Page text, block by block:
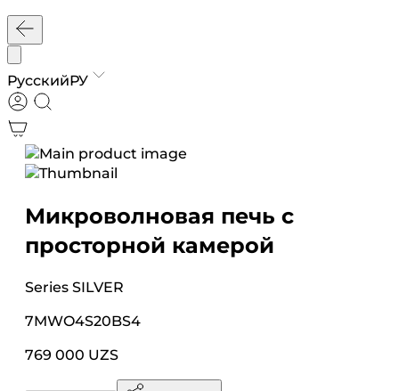
РусскийРУ
Микроволновая печь с
просторной камерой
Series SILVER
7MWO4S20BS4
769 000 UZS